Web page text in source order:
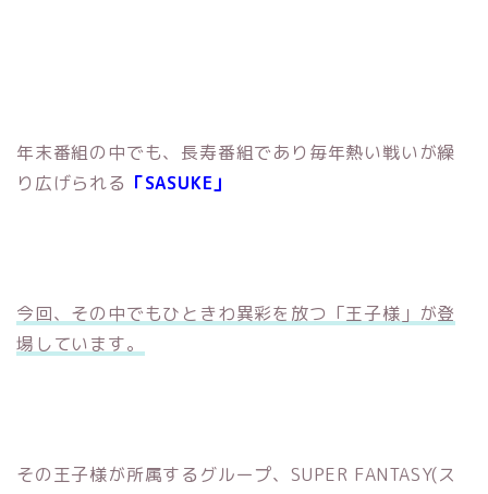
年末番組の中でも、長寿番組であり毎年熱い戦いが繰
り広げられる 「SASUKE」
今回、その中でもひときわ異彩を放つ「王子様」が登
場しています。
その王子様が所属するグループ、SUPER FANTASY(ス